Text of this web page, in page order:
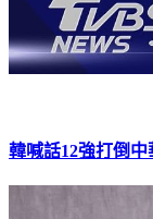
韓喊話12強打倒